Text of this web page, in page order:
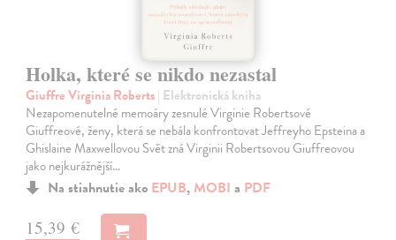
Holka, které se nikdo nezastal
Giuffre Virginia Roberts| Elektronická kniha
Nezapomenutelné memoáry zesnulé Virginie Robertsové
Giuffreové, ženy, která se nebála konfrontovat Jeffreyho Epsteina a
Ghislaine Maxwellovou Svět zná Virginii Robertsovou Giuffreovou
jako nejkurážnější…
Na stiahnutie ako EPUB, MOBI a PDF
15,39 €